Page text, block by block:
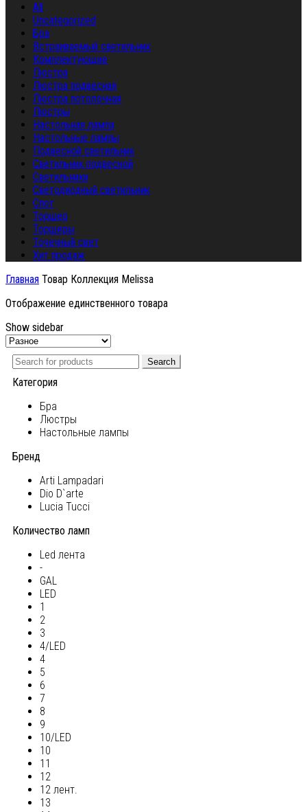
All
Uncategorized
Бра
Встраиваемый светильник
Комплектующие
Люстра
Люстра подвесная
Люстра потолочная
Люстры
Настольная лампа
Настольные лампы
Подвесной светильник
Светильник подвесной
Светильники
Светодиодный светильник
Спот
Торшер
Торшеры
Точечный свет
Хит продаж
Главная Товар Коллекция Melissa
Отображение единственного товара
Show sidebar
Search
Категория
Бра
Люстры
Настольные лампы
Бренд
Arti Lampadari
Dio D`arte
Lucia Tucci
Количество ламп
Led лента
-
GAL
LED
1
2
3
4/LED
4
5
6
7
8
9
10/LED
10
11
12
12 лент.
13